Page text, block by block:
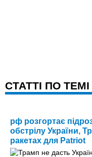
CТАТТІ ПО ТЕМІ
рф розгортає
обстрілу України,
ракетах для Patriot